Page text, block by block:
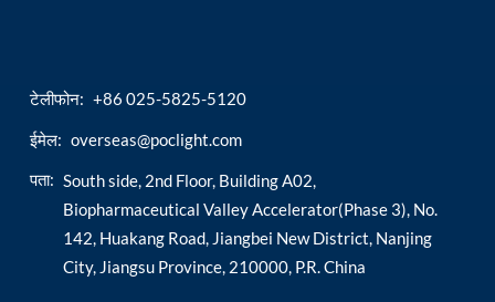
टेलीफोन: +86 025-5825-5120
ईमेल: overseas@poclight.com
पता: South side, 2nd Floor, Building A02,
Biopharmaceutical Valley Accelerator(Phase 3), No.
142, Huakang Road, Jiangbei New District, Nanjing
City, Jiangsu Province, 210000, P.R. China